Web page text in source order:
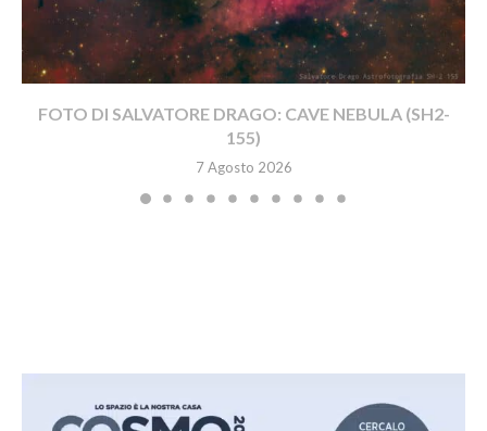
FOTO DI SALVATORE DRAGO: CAVE NEBULA (SH2-
155)
7 Agosto 2026